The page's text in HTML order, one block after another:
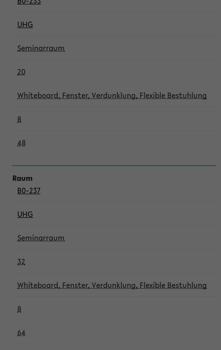
UHG
Seminarraum
20
Whiteboard, Fenster, Verdunklung, Flexible Bestuhlung
8
48
B0-237
UHG
Seminarraum
32
Whiteboard, Fenster, Verdunklung, Flexible Bestuhlung
8
64